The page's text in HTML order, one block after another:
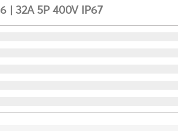
| 32A 5P 400V IP67